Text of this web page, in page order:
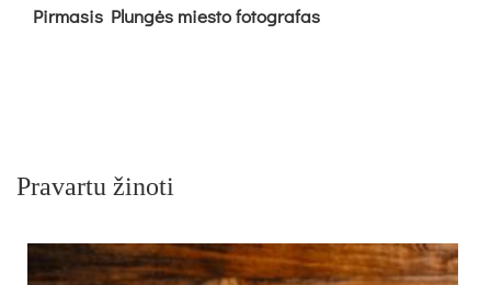
Pir­ma­sis Plun­gės mies­to fo­tog­ra­fas
Pravartu žinoti